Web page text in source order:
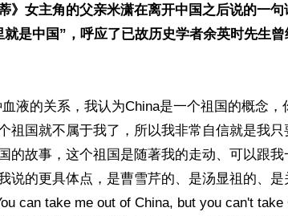
》女主角的父亲米潇在离开中国之后说的一句
就是中国”，呼应了已故历史学者余英时先生
液的关系，我认为China是一个祖国的概念
祖国就不属于我了，所以我非常自信就是我
的故事，这个祖国是随著我的走动、可以跟
说的更具体点，是曹雪芹的、是汤显祖的、
can take me out of China, but you can't